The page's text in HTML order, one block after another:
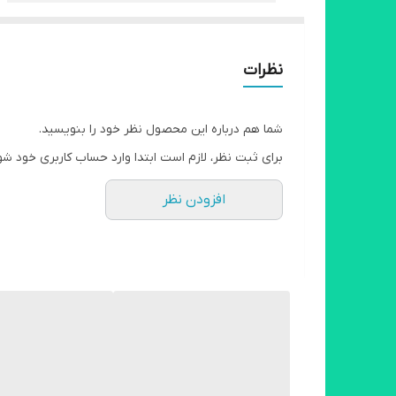
نظرات
شما هم درباره این محصول نظر خود را بنویسید.
برای ثبت نظر، لازم است ابتدا وارد حساب کاربری خود
افزودن نظر